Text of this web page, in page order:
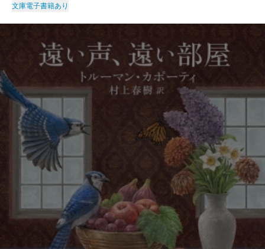
文庫電子書籍あり